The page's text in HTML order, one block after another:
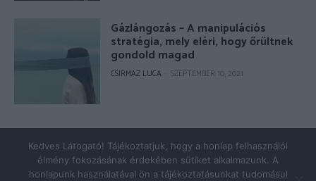
Gázlángozás – A manipulációs
stratégia, mely eléri, hogy őrültnek
gondold magad
CSIRMAZ LUCA SZEPTEMBER 10, 2021
© Copyright 2026 - pszicholive.hu
Impresszum Adatkezelés
Kedves Látogató! Tájékoztatjuk, hogy a honlap felhasználói
élmény fokozásának érdekében sütiket alkalmazunk. A
honlapunk használatával ön a tájékoztatásunkat tudomásul